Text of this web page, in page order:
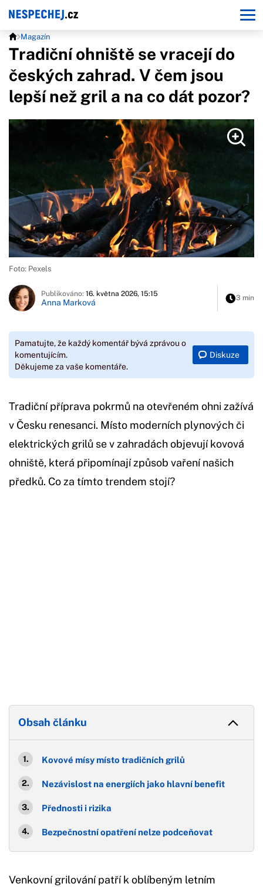
Magazín
Tradiční ohniště se vracejí do
českých zahrad. V čem jsou
lepší než gril a na co dát pozor?
Foto: Pexels
Publikováno: 16. května 2026, 15:15
Anna Marková 3 min
Pamatujte, že každý komentář bývá zprávou o
komentujícím.
Děkujeme za vaše komentáře.
Diskuze
Tradiční příprava pokrmů na otevřeném ohni zažívá
v Česku renesanci. Místo moderních plynových či
elektrických grilů se v zahradách objevují kovová
ohniště, která připomínají způsob vaření našich
předků. Co za tímto trendem stojí?
Obsah článku
Kovové mísy místo tradičních grilů
Nezávislost na energiích jako hlavní benefit
Přednosti i rizika
Bezpečnostní opatření nelze podceňovat
Venkovní grilování patří k oblíbeným letním